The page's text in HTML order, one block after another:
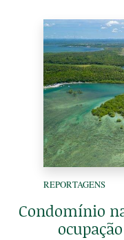
REPORTAGENS
Condomínio